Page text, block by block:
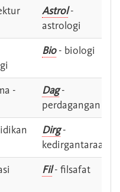
Astrol-
astrologi
Bio- biologi
-
Dag-
perdagangan
Dirg-
kedirgantaraan
Fil- filsafat